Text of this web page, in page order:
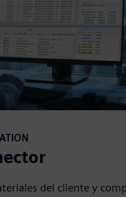
del cliente y